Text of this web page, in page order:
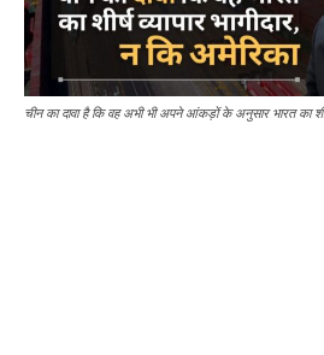
चीन का दावा है कि वह अभी भी अपने आंकड़ों के अनुसार भारत का